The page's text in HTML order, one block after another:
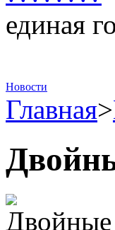
единая
Новости
Главная>